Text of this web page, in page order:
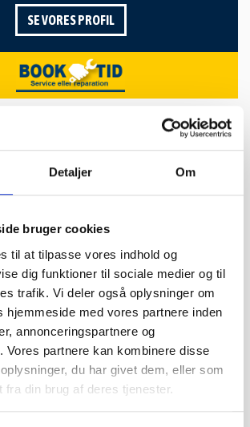
Detaljer Om
bruger cookies
til at tilpasse vores indhold og
dig funktioner til sociale medier og til
trafik. Vi deler også oplysninger om
hjemmeside med vores partnere inden
annonceringspartnere og
Vores partnere kan kombinere disse
du har givet dem, eller som
fra din brug af deres tjenester.
SE VORES PROFIL
19,2 km
Assendrup Auto
7120 Vejle Øst
assendrupauto@mail.dk
Bredsten